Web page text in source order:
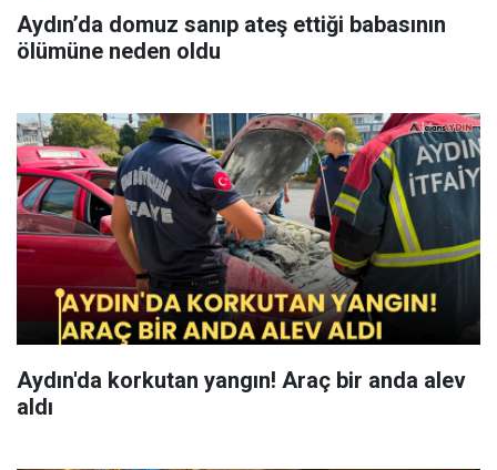
Aydın’da domuz sanıp ateş ettiği babasının
ölümüne neden oldu
Aydın'da korkutan yangın! Araç bir anda alev
aldı